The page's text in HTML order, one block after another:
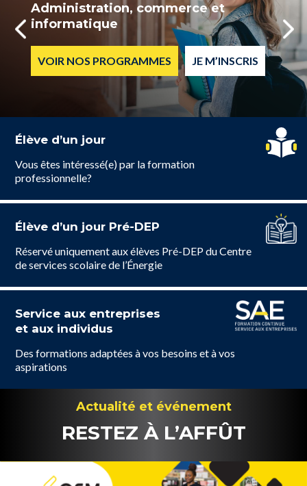
Administration, commerce et
informatique
VOIR NOS PROGRAMMES JE M’INSCRIS
Élève d’un jour
Vous êtes intéressé(e) par la formation
professionnelle?
Élève d’un jour Pré-DEP
Réservé uniquement aux élèves Pré-DEP du Centre
de services scolaire de l’Énergie
Service aux entreprises
et aux individus
Des formations adaptées à vos besoins et à vos
aspirations
Actualité et événement
RESTEZ À L’AFFÛT